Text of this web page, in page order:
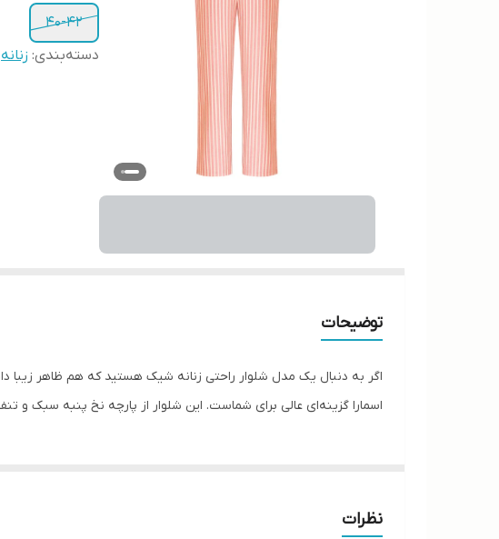
۴۰-۴۲
دسته‌بندی: زنانه
توضیحات
اگر به دنبال یک مدل شلوار راحتی زنانه شیک هستید که هم ظاهر زیبا
اسمارا گزینه‌ای عالی برای شماست. این شلوار از پارچه نخ پنبه سبک
نظرات